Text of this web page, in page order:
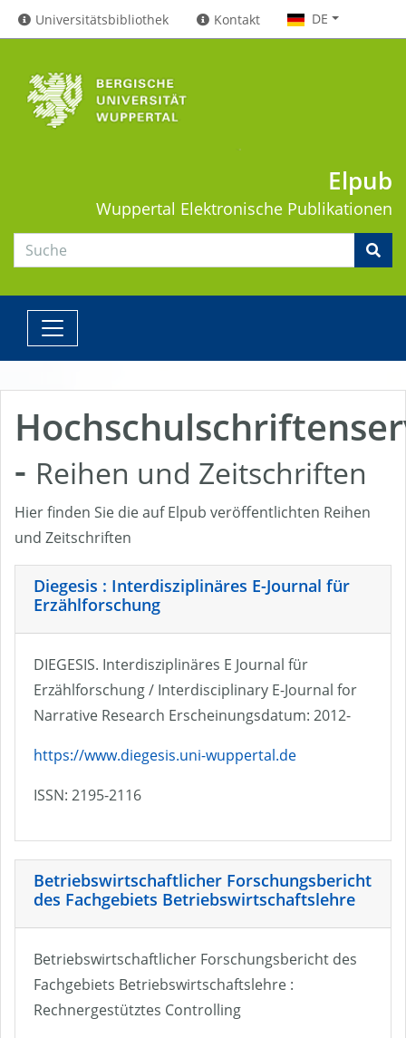
Universitätsbibliothek Kontakt DE
Elpub
Wuppertal Elektronische Publikationen
- Reihen und Zeitschriften
Hier finden Sie die auf Elpub veröffentlichten Reihen
und Zeitschriften
Diegesis : Interdisziplinäres E-Journal für
Erzählforschung
DIEGESIS. Interdisziplinäres E Journal für
Erzählforschung / Interdisciplinary E-Journal for
Narrative Research Erscheinungsdatum: 2012-
https://www.diegesis.uni-wuppertal.de
ISSN: 2195-2116
Betriebswirtschaftlicher Forschungsbericht
des Fachgebiets Betriebswirtschaftslehre
Betriebswirtschaftlicher Forschungsbericht des
Fachgebiets Betriebswirtschaftslehre :
Rechnergestütztes Controlling